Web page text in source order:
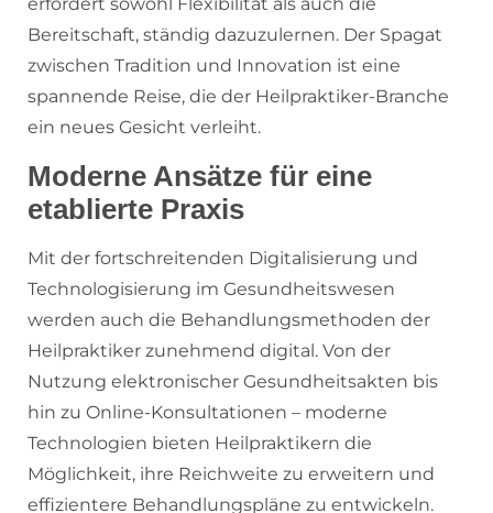
Bereitschaft, ständig dazuzulernen. Der Spagat
zwischen Tradition und Innovation ist eine
spannende Reise, die der Heilpraktiker-Branche
ein neues Gesicht verleiht.
Moderne Ansätze für eine
etablierte Praxis
Mit der fortschreitenden Digitalisierung und
Technologisierung im Gesundheitswesen
werden auch die Behandlungsmethoden der
Heilpraktiker zunehmend digital. Von der
Nutzung elektronischer Gesundheitsakten bis
hin zu Online-Konsultationen – moderne
Technologien bieten Heilpraktikern die
Möglichkeit, ihre Reichweite zu erweitern und
effizientere Behandlungspläne zu entwickeln.